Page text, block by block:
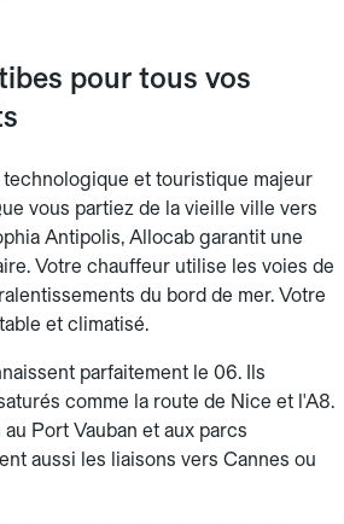
pour tous vos
et touristique majeur
vous partiez de la vieille ville vers
Antipolis, Allocab garantit une
Votre chauffeur utilise les voies de
du bord de mer. Votre
et climatisé.
parfaitement le 06. Ils
comme la route de Nice et l'A8.
au Port Vauban et aux parcs
aussi les liaisons vers Cannes ou